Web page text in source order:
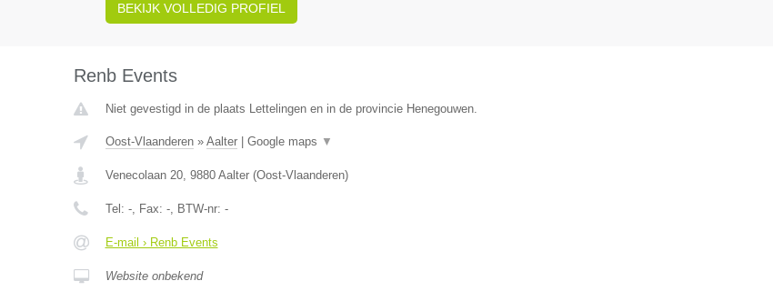
BEKIJK VOLLEDIG PROFIEL
Renb Events
Niet gevestigd in de plaats Lettelingen en in de provincie Henegouwen.
Oost-Vlaanderen» Aalter| Google maps ▼
Venecolaan 20, 9880 Aalter(Oost-Vlaanderen)
Tel: -, Fax: -, BTW-nr: -
E-mail › Renb Events
Website onbekend